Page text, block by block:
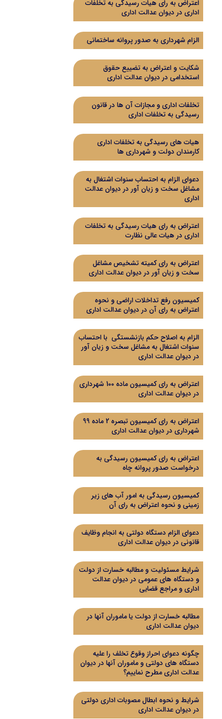
اعتراض به رای هیات رسیدگی به تخلفات
اداری در دیوان عدالت اداری
الزام شهرداری به صدور پروانه ساختمانی
شکایت و اعتراض به تضییع حقوق
استخدامی در دیوان عدالت اداری
تخلفات اداری و مجازات آن ها در قانون
رسیدگی به تخلفات اداری
هیات های رسیدگی به تخلفات اداری
کارمندان دولت و شهرداری ها
دعوای الزام به احتساب سنوات اشتغال به
مشاغل سخت و زیان آور در دیوان عدالت
اداری
اعتراض به رای هیات رسیدگی به تخلفات
اداری در هیات عالی نظارت
اعتراض به رای کمیته تشخیص مشاغل
سخت و زیان آور در دیوان عدالت اداری
کمیسیون رفع تداخلات اراضی و نحوه
اعتراض به رای آن در دیوان عدالت اداری
الزام به اصلاح حکم بازنشستگی با احتساب
سنوات اشتغال به مشاغل سخت و زیان آور
در دیوان عدالت اداری
اعتراض به رای کمیسیون ماده 100 شهرداری
در دیوان عدالت اداری
اعتراض به رای کمیسیون تبصره 2 ماده 99
شهرداری در دیوان عدالت اداری
اعتراض به رای کمیسیون رسیدگی به
درخواست صدور پروانه چاه
کمیسیون رسیدگی به امور آب های زیر
زمینی و نحوه اعتراض به رای آن
دعوای الزام دستگاه دولتی به انجام وظایف
قانونی در دیوان عدالت اداری
شرایط مسئولیت و مطالبه خسارت از دولت
و دستگاه های عمومی در دیوان عدالت
اداری و مراجع قضایی
مطالبه خسارت از دولت یا ماموران آنها در
دیوان عدالت اداری
چگونه دعوای احراز وقوع تخلف را علیه
دستگاه های دولتی و ماموران آنها در دیوان
عدالت اداری مطرح نماییم؟
شرایط و نحوه ابطال مصوبات اداری دولتی
در دیوان عدالت اداری